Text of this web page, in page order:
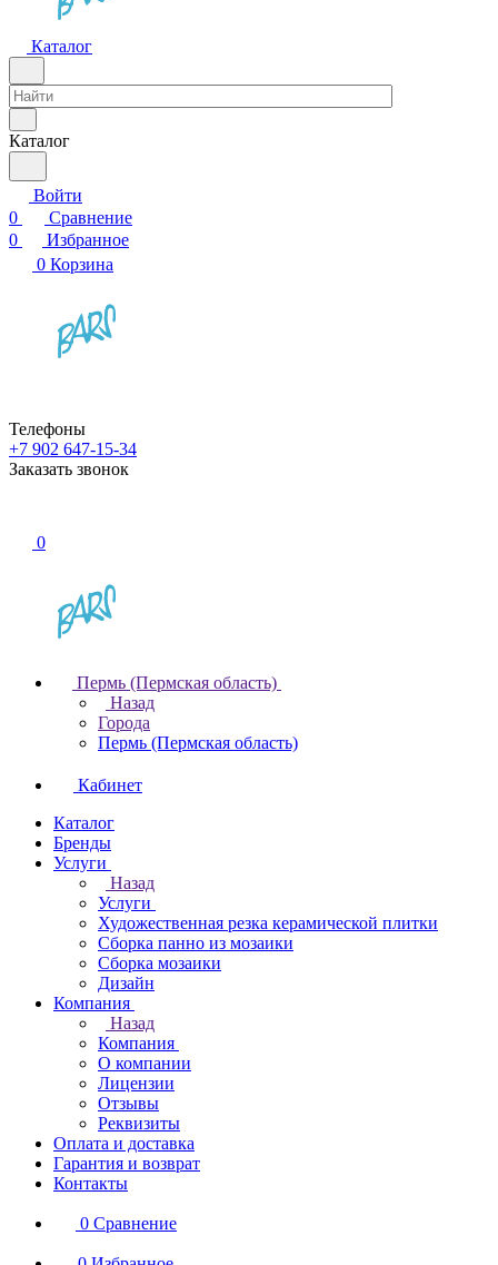
Каталог
Каталог
Войти
0
Сравнение
0
Избранное
0 Корзина
Телефоны
+7 902 647-15-34
Заказать звонок
0
Пермь (Пермская область)
Назад
Города
Пермь (Пермская область)
Кабинет
Каталог
Бренды
Услуги
Назад
Услуги
Художественная резка керамической плитки
Сборка панно из мозаики
Сборка мозаики
Дизайн
Компания
Назад
Компания
О компании
Лицензии
Отзывы
Реквизиты
Оплата и доставка
Гарантия и возврат
Контакты
0 Сравнение